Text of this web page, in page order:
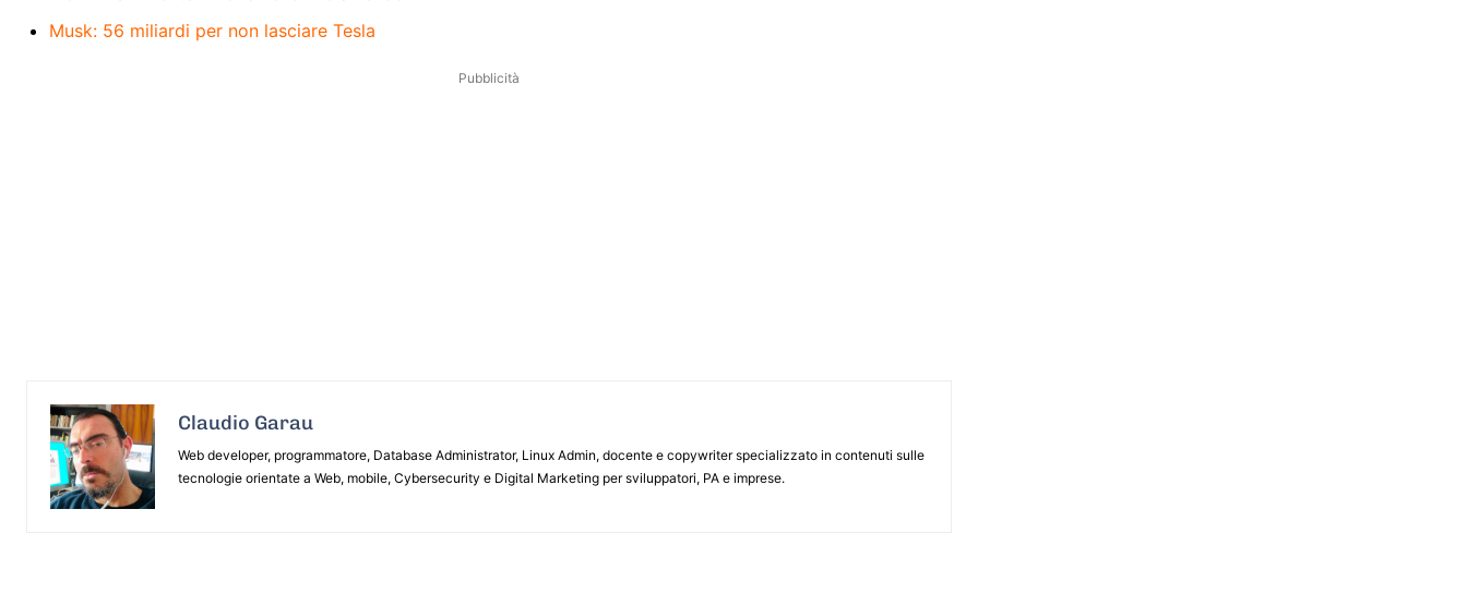
Musk: 56 miliardi per non lasciare Tesla
Pubblicità
Claudio Garau
Web developer, programmatore, Database Administrator, Linux Admin, docente e copywriter specializzato in contenuti sulle
tecnologie orientate a Web, mobile, Cybersecurity e Digital Marketing per sviluppatori, PA e imprese.